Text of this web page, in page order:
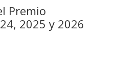
Premio
2025 y 2026